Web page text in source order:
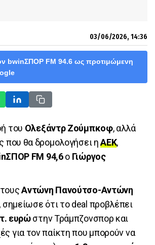
03/06/2026, 14:36
bwinΣΠΟΡ FM 94.6 ως προτιμώμενη
του Ολεξάντρ Ζούμπκοφ, αλλά
που θα δρομολογήσει ηΑΕΚ,
FM 94,6ο Γιώργος
Αντώνη Πανούτσο-Αντώνη
, σημείωσε ότι το deal προβλέπει
ευρώστην Τράμπζονσπορ και
για τον παίκτη που μπορούν να